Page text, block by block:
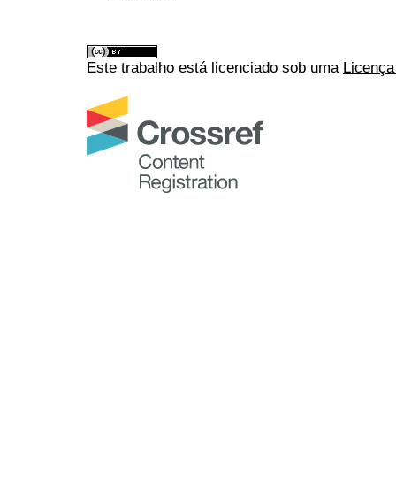
Este trabalho está licenciado sob uma